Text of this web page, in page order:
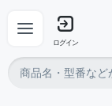
ログイン